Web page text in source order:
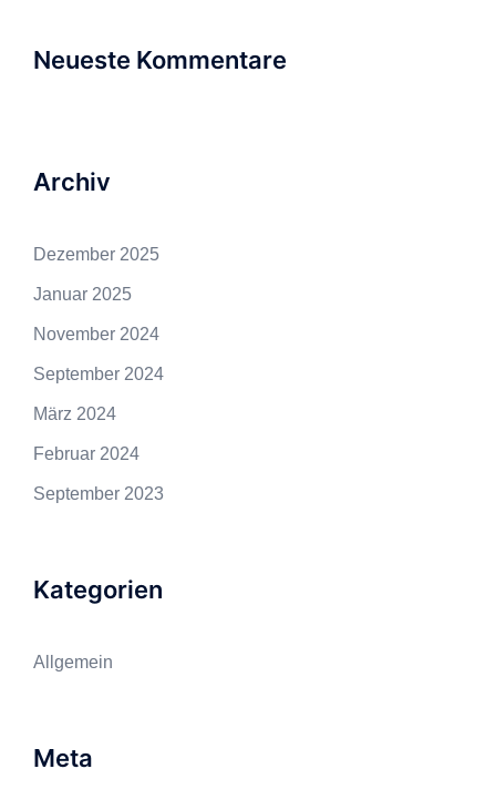
Neueste Kommentare
Archiv
Dezember 2025
Januar 2025
November 2024
September 2024
März 2024
Februar 2024
September 2023
Kategorien
Allgemein
Meta